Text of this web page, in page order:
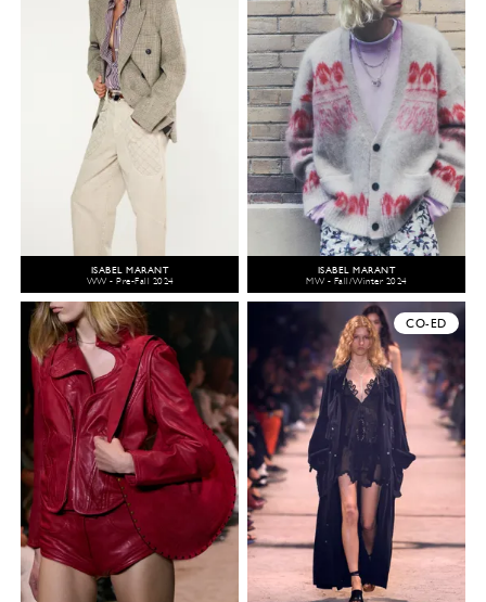
ISABEL MARANT
WW - Pre-Fall 2024
ISABEL MARANT
MW - Fall/Winter 2024
CO-ED